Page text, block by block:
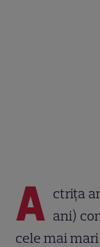
A ctriţa
ani)
cele mai